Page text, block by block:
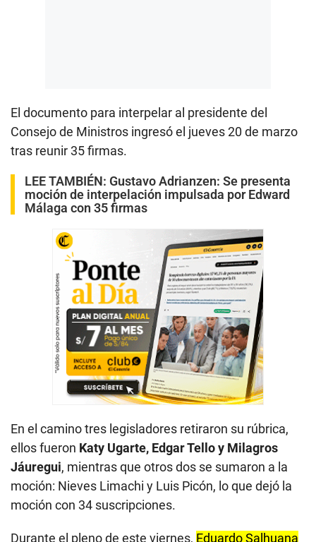
El documento para interpelar al presidente del
Consejo de Ministros ingresó el jueves 20 de marzo
tras reunir 35 firmas.
LEE TAMBIÉN: Gustavo Adrianzen: Se presenta
moción de interpelación impulsada por Edward
Málaga con 35 firmas
En el camino tres legisladores retiraron su rúbrica,
ellos fueron Katy Ugarte, Edgar Tello y Milagros
Jáuregui, mientras que otros dos se sumaron a la
moción: Nieves Limachi y Luis Picón, lo que dejó la
moción con 34 suscripciones.
Durante el pleno de este viernes, Eduardo Salhuana